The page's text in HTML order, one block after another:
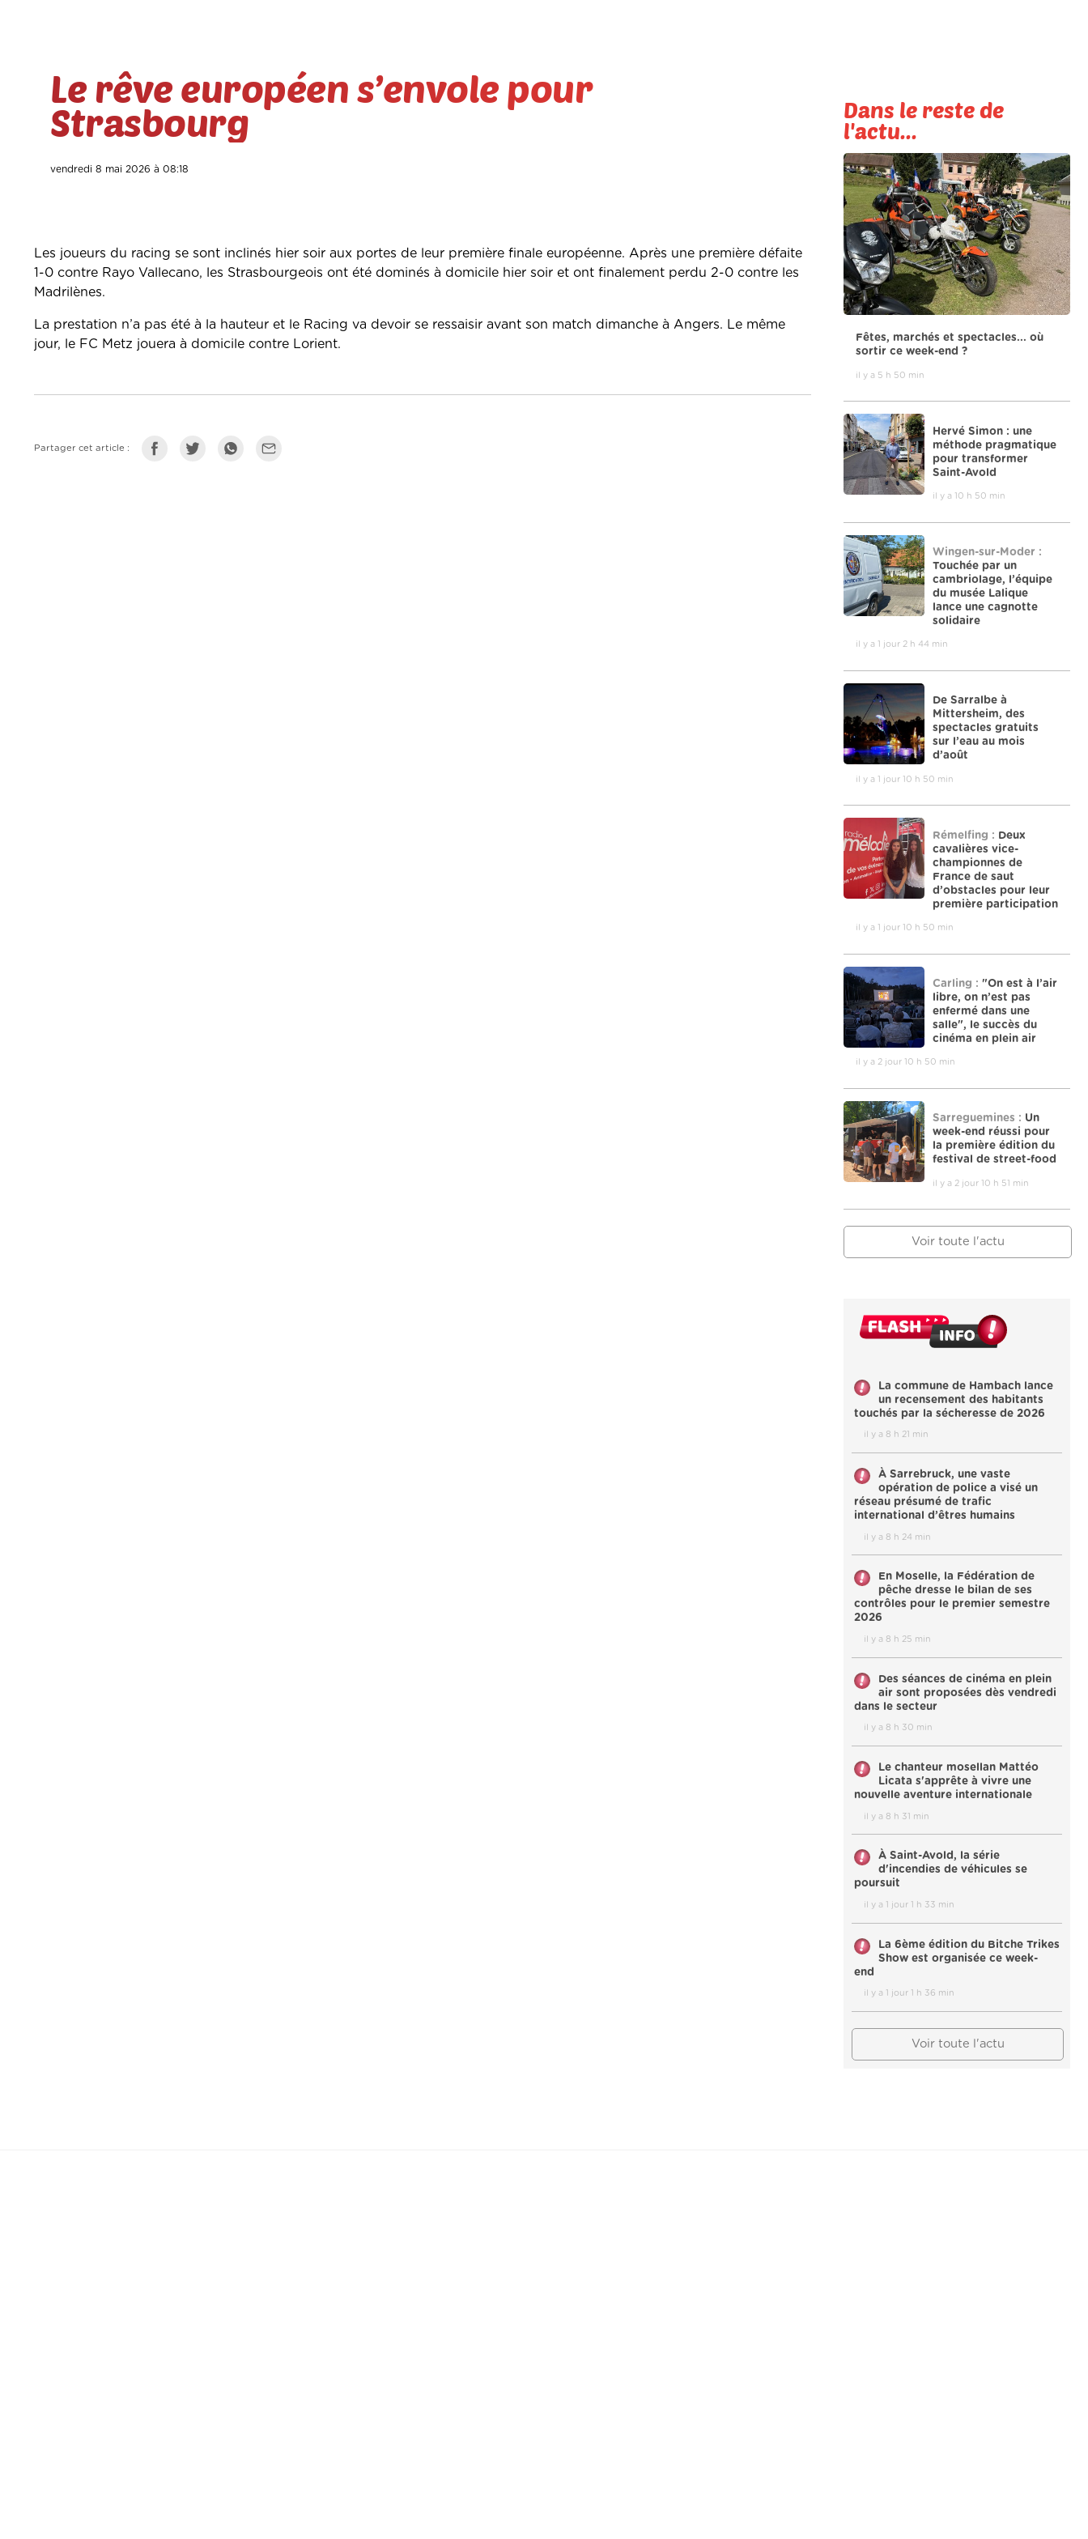
Le rêve européen s’envole pour
Strasbourg
vendredi 8 mai 2026 à 08:18
Les joueurs du racing se sont inclinés hier soir aux portes de leur première finale européenne. Après une première défaite
1-0 contre Rayo Vallecano, les Strasbourgeois ont été dominés à domicile hier soir et ont finalement perdu 2-0 contre les
Madrilènes.
La prestation n’a pas été à la hauteur et le Racing va devoir se ressaisir avant son match dimanche à Angers. Le même
jour, le FC Metz jouera à domicile contre Lorient.
Partager cet article :
Dans le reste de
l'actu...
Fêtes, marchés et spectacles... où
sortir ce week-end ?
il y a 5 h 50 min
Hervé Simon : une
méthode pragmatique
pour transformer
Saint-Avold
il y a 10 h 50 min
Wingen-sur-Moder :
Touchée par un
cambriolage, l’équipe
du musée Lalique
lance une cagnotte
solidaire
il y a 1 jour 2 h 44 min
De Sarralbe à
Mittersheim, des
spectacles gratuits
sur l’eau au mois
d’août
il y a 1 jour 10 h 50 min
Rémelfing : Deux
cavalières vice-
championnes de
France de saut
d’obstacles pour leur
première participation
il y a 1 jour 10 h 50 min
Carling : "On est à l’air
libre, on n’est pas
enfermé dans une
salle", le succès du
cinéma en plein air
il y a 2 jour 10 h 50 min
Sarreguemines : Un
week-end réussi pour
la première édition du
festival de street-food
il y a 2 jour 10 h 51 min
Voir toute l'actu
La commune de Hambach lance
un recensement des habitants
touchés par la sécheresse de 2026
il y a 8 h 21 min
À Sarrebruck, une vaste
opération de police a visé un
réseau présumé de trafic
international d’êtres humains
il y a 8 h 24 min
En Moselle, la Fédération de
pêche dresse le bilan de ses
contrôles pour le premier semestre
2026
il y a 8 h 25 min
Des séances de cinéma en plein
air sont proposées dès vendredi
dans le secteur
il y a 8 h 30 min
Le chanteur mosellan Mattéo
Licata s'apprête à vivre une
nouvelle aventure internationale
il y a 8 h 31 min
À Saint-Avold, la série
d'incendies de véhicules se
poursuit
il y a 1 jour 1 h 33 min
La 6ème édition du Bitche Trikes
Show est organisée ce week-
end
il y a 1 jour 1 h 36 min
Voir toute l'actu